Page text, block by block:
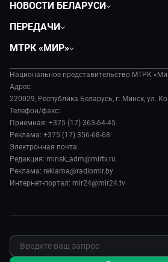
НОВОСТИ БЕЛАРУСИ
Экономика
Происшествия
Наука и технологии
Здоровье и медицина
Авто
Культура
Спорт
ПЕРЕДАЧИ
Все как у людей
Вместе выгодно
Евразия. Культурно
Евразия. Регионы
Наши иностранцы
Пять причин поехать в...
Сделано в Содружестве
МТРК «МИР»
История
Руководство
Лица мира
Новости
Пресса о нас
Карьера
Реклама
Национальное представительство МТРК
Адрес:
220029, Республика Беларусь, г. Минск, ул.
Телефон/факс:
Приемная: +375 (17) 363-64-45
Реклама: +375 (17) 356-68-68
Электронная почта:
Редакция: minsk_adm@mirtv.ru
Реклама: reklama@radiomir.by
Интернет-портал: mir24@mir24.tv